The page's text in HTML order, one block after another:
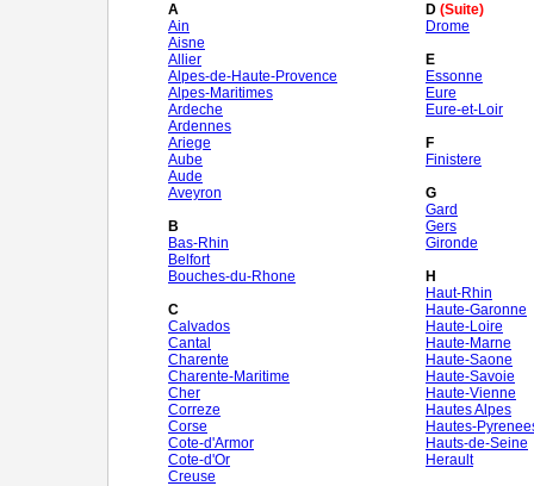
A
Ain
Aisne
Allier
Alpes-de-Haute-Provence
Alpes-Maritimes
Ardeche
Ardennes
Ariege
Aube
Aude
Aveyron
B
Bas-Rhin
Belfort
Bouches-du-Rhone
C
Calvados
Cantal
Charente
Charente-Maritime
Cher
Correze
Corse
Cote-d'Armor
Cote-d'Or
Creuse
D (Suite)
Drome
E
Essonne
Eure
Eure-et-Loir
F
Finistere
G
Gard
Gers
Gironde
H
Haut-Rhin
Haute-Garonne
Haute-Loire
Haute-Marne
Haute-Saone
Haute-Savoie
Haute-Vienne
Hautes Alpes
Hautes-
Hauts-de-Seine
Herault